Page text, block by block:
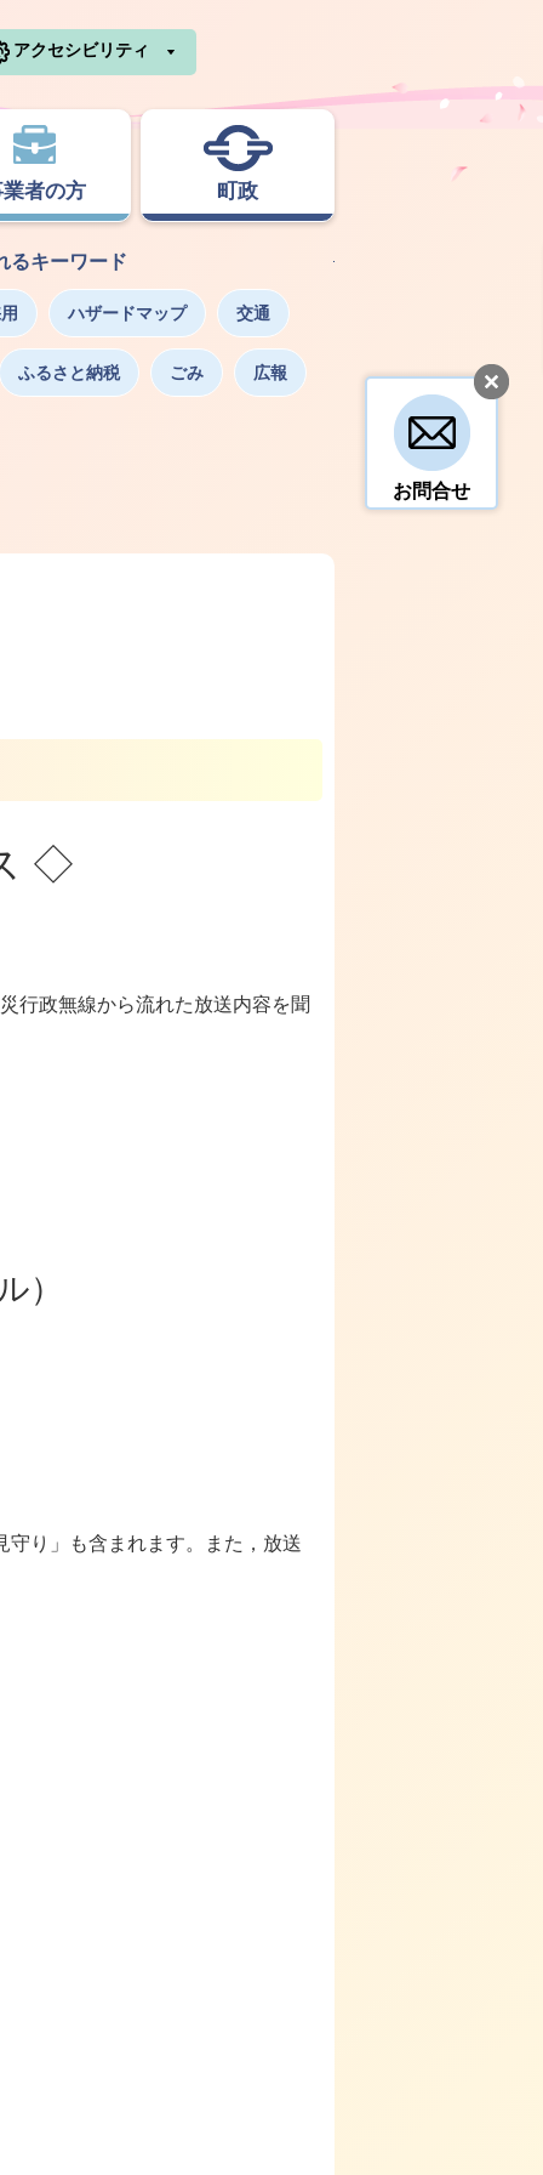
アクセシビリティ
者の方 町政
るキーワード
ハザードマップ 交通
ふるさと納税 ごみ 広報
お問合せ
◇
行政無線から流れた放送内容を聞
）
り」も含まれます。また，放送